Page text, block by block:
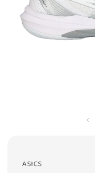
ASICS